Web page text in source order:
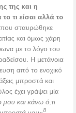
της και η
τι είσαι αλλά το
που σταυρώθηκε
και όμως χάρη
με το λόγο του
Η μετάνοια
από το ενοχικό
μπροστά και
έχει γράψει μία
μου και κάνω ό,τι
8